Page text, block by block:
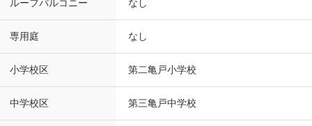
ルーフバルコニー なし
専用庭 なし
小学校区 第二亀戸小学校
中学校区 第三亀戸中学校